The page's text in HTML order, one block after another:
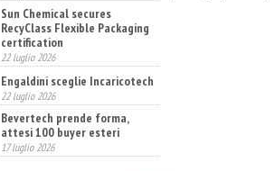
Sun Chemical secures
RecyClass Flexible Packaging
certification
22 luglio 2026
Engaldini sceglie Incaricotech
22 luglio 2026
Bevertech prende forma,
attesi 100 buyer esteri
17 luglio 2026